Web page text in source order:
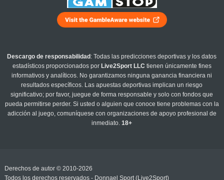
Descargo de responsabilidad : Todas las predicciones deportivas y los datos
estadísticos proporcionados por Live2Sport LLC tienen únicamente fines
informativos y analíticos. No garantizamos ninguna ganancia financiera ni
resultados específicos. Las apuestas deportivas implican un riesgo
significativo; por favor, juegue de forma responsable y solo con fondos que
pueda permitirse perder. Si usted o alguien que conoce tiene problemas con la
adicción al juego, comuníquese con organizaciones de apoyo profesional de
inmediato.18+
Derechos de autor © 2010-2026
Todos los derechos reservados - Donnael Sport (Live2Sport)